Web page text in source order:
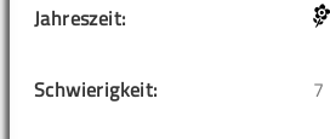
Jahreszeit:
Schwierigkeit: 7